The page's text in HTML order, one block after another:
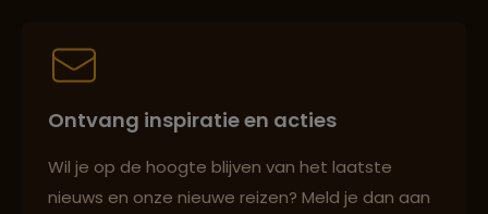
Persoonlijk en deskundig reisadvies
Ontvang inspiratie en acties
Wil je op de hoogte blijven van het laatste
nieuws en onze nieuwe reizen? Meld je dan aan